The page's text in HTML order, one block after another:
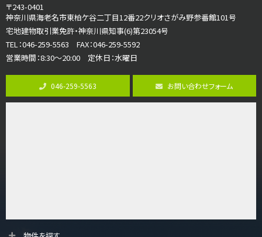
さがみ野駅
歩17分
ご家族が集まるLDKは１７．５帖とゆとりある広さ…
第8位
4,190万円
4ＬＤＫ
桜ヶ丘駅
第10位
〒243-0401
神奈川県海老名市東柏ケ谷二丁目12番22クリオさがみ野参番館101号
宅地建物取引業免許・神奈川県知事(6)第23054号
TEL：046-259-5563 FAX：046-259-5592
営業時間：8:30～20:00 定休日：水曜日
046-259-5563 お問い合わせフォーム